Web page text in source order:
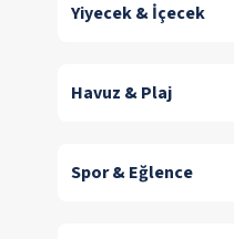
Yiyecek & İçecek
Havuz & Plaj
Spor & Eğlence